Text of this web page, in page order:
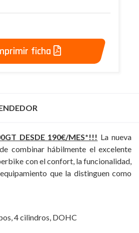
DESDE 190€/MES*!!! La nueva
combinar hábilmente el excelente
con el confort, la funcionalidad,
que la distinguen como
4 cilindros, DOHC
ficha